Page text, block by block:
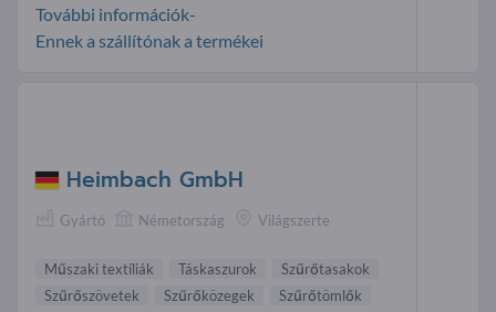
További információk-
Ennek a szállítónak a termékei
Heimbach GmbH
Gyártó Németország Világszerte
Műszaki textíliák Táskaszurok
Szűrőtasakok
Szűrőszövetek
Szűrőközegek
Szűrőtömlők